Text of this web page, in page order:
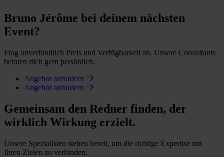
Bruno Jérôme bei deinem nächsten
Event?
Frag unverbindlich Preis und Verfügbarkeit an. Unsere Consultants
beraten dich gern persönlich.
Angebot anfordern
Angebot anfordern
Gemeinsam den Redner finden, der
wirklich Wirkung erzielt.
Unsere Spezialisten stehen bereit, um die richtige Expertise mit
Ihren Zielen zu verbinden.